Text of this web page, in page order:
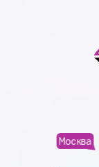
Москва